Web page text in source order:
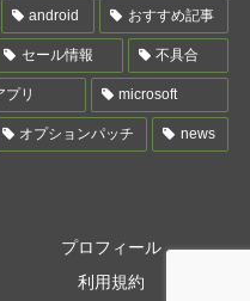
android おすすめ記事
セール情報 不具合
プリ microsoft
オプションパッチ news
プロフィール
利用規約